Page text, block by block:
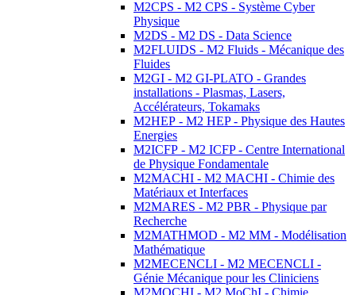
M2CPS - M2 CPS - Système Cyber
Physique
M2DS - M2 DS - Data Science
M2FLUIDS - M2 Fluids - Mécanique des
Fluides
M2GI - M2 GI-PLATO - Grandes
installations - Plasmas, Lasers,
Accélérateurs, Tokamaks
M2HEP - M2 HEP - Physique des Hautes
Energies
M2ICFP - M2 ICFP - Centre International
de Physique Fondamentale
M2MACHI - M2 MACHI - Chimie des
Matériaux et Interfaces
M2MARES - M2 PBR - Physique par
Recherche
M2MATHMOD - M2 MM - Modélisation
Mathématique
M2MECENCLI - M2 MECENCLI -
Génie Mécanique pour les Cliniciens
M2MOCHI - M2 MoChI - Chimie